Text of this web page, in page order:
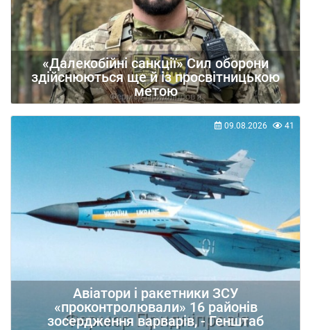
«Далекобійні санкції» Сил оборони
здійснюються ще й із просвітницькою
метою
Авіатори і ракетники ЗСУ
«проконтролювали» 16 районів
зосердження варварів, - Генштаб
09.08.2026 41